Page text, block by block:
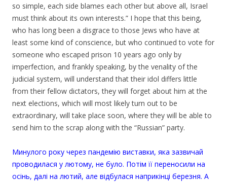
so simple, each side blames each other but above all, Israel
must think about its own interests.” I hope that this being,
who has long been a disgrace to those Jews who have at
least some kind of conscience, but who continued to vote for
someone who escaped prison 10 years ago only by
imperfection, and frankly speaking, by the venality of the
judicial system, will understand that their idol differs little
from their fellow dictators, they will forget about him at the
next elections, which will most likely turn out to be
extraordinary, will take place soon, where they will be able to
send him to the scrap along with the “Russian” party.
Минулого року через пандемію виставки, яка зазвичай
проводилася у лютому, не було. Потім її переносили на
осінь, далі на лютий, але відбулася наприкінці березня. А